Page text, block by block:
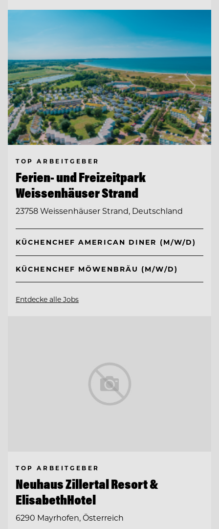
TOP ARBEITGEBER
Ferien- und Freizeitpark
Weissenhäuser Strand
23758 Weissenhäuser Strand, Deutschland
KÜCHENCHEF AMERICAN DINER (M/W/D)
KÜCHENCHEF MÖWENBRÄU (M/W/D)
Entdecke alle Jobs
TOP ARBEITGEBER
Neuhaus Zillertal Resort &
ElisabethHotel
6290 Mayrhofen, Österreich